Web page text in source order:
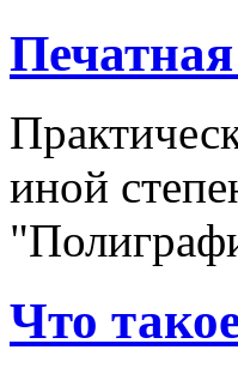
иной
Что